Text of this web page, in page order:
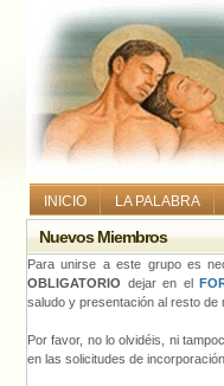
INICIO LA PALABRA
Nuevos Miembros
Para unirse a este grupo es
OBLIGATORIO dejar en el
saludo y presentación al resto de
Por favor, no lo olvidéis, ni
en las solicitudes de incorporación.